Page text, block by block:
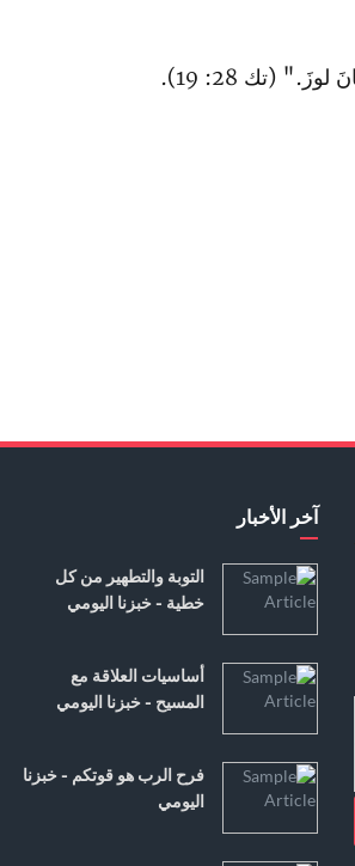
(تك 28: 19).
آخر الأخبار
التوبة والتطهير من كل
خطية - خبزنا اليومي
أساسيات العلاقة مع
المسيح - خبزنا اليومي
فرح الرب هو قوتكم - خبزنا
اليومي